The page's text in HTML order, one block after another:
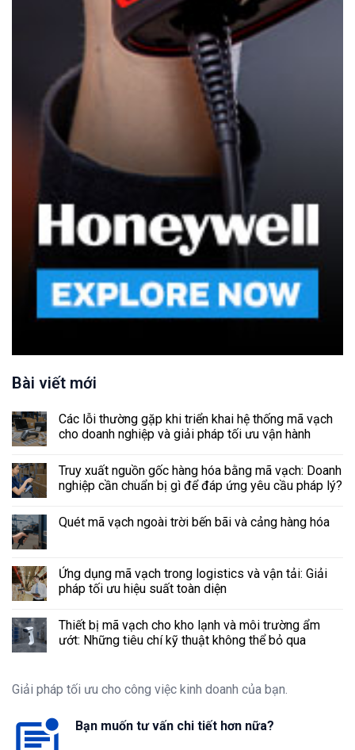
Bài viết mới
Các lỗi thường gặp khi triển khai hệ thống mã vạch
cho doanh nghiệp và giải pháp tối ưu vận hành
Truy xuất nguồn gốc hàng hóa bằng mã vạch: Doanh
nghiệp cần chuẩn bị gì để đáp ứng yêu cầu pháp lý?
Quét mã vạch ngoài trời bến bãi và cảng hàng hóa
Ứng dụng mã vạch trong logistics và vận tải: Giải
pháp tối ưu hiệu suất toàn diện
Thiết bị mã vạch cho kho lạnh và môi trường ẩm
ướt: Những tiêu chí kỹ thuật không thể bỏ qua
Giải pháp tối ưu cho công việc kinh doanh của bạn.
Bạn muốn tư vấn chi tiết hơn nữa?